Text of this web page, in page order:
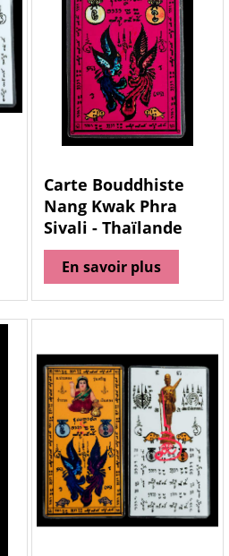
Carte Bouddhiste
Nang Kwak Phra
Sivali - Thaïlande
En savoir plus